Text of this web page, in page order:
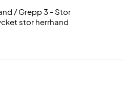
/ Grepp 3 - Stor
stor herrhand